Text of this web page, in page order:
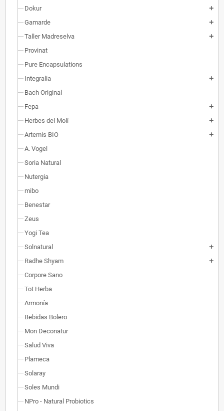
Dokur add
Gamarde add
Taller Madreselva add
Provinat
Pure Encapsulations
Integralia
add
Bach Original
Fepa
add
Herbes del Molí add
Artemis BIO add
A. Vogel
Soria Natural
Nutergia
mibo
Benestar
Zeus
Yogi Tea
Solnatural
add
Radhe Shyam add
Corpore Sano
Tot Herba
Armonía
Bebidas Bolero
Mon Deconatur
Salud Viva
Plameca
Solaray
Soles Mundi
NPro - Natural Probiotics